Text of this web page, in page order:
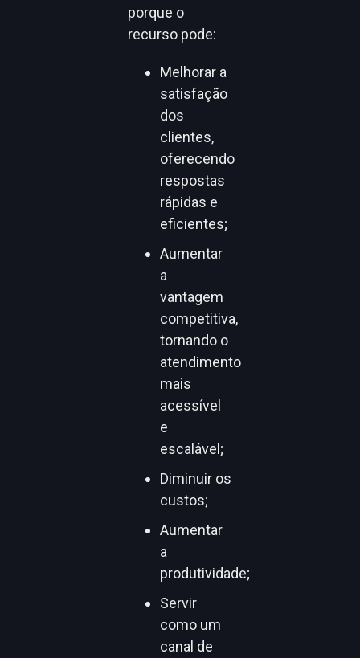
porque o
recurso pode:
Melhorar a
satisfação
dos
clientes,
oferecendo
respostas
rápidas e
eficientes;
Aumentar
a
vantagem
competitiva,
tornando o
atendimento
mais
acessível
e
escalável;
Diminuir os
custos;
Aumentar
a
produtividade;
Servir
como um
canal de